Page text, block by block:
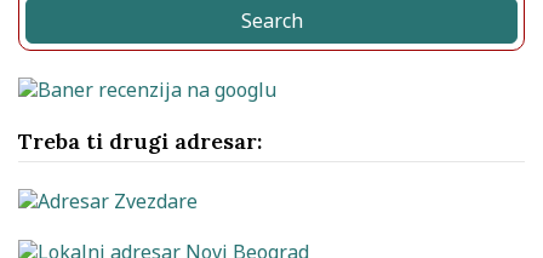
Search
Treba ti drugi adresar: